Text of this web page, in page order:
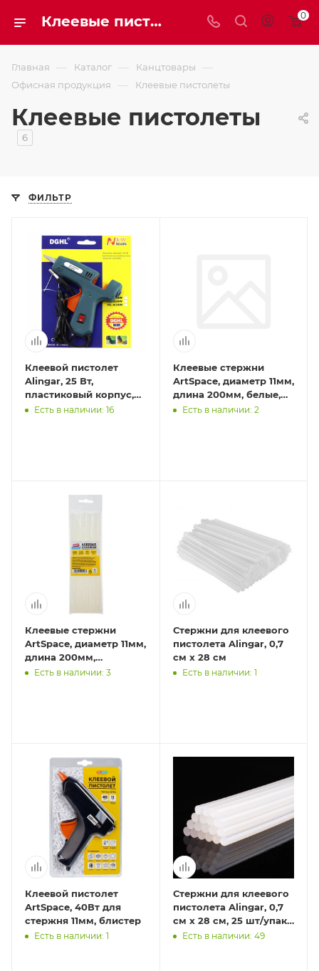
Клеевые пистолеты 0
Главная — Каталог — Канцтовары —
Офисная продукция — Клеевые пистолеты
Клеевые пистолеты
6
ФИЛЬТР
Клеевой пистолет
Alingar, 25 Вт,
пластиковый корпус,
темно-синий, металл.
Есть в наличии: 16
Клеевые стержни
ArtSpace, диаметр 11мм,
длина 200мм, белые,
набор 5шт., европодвес
Есть в наличии: 2
Клеевые стержни
ArtSpace, диаметр 11мм,
длина 200мм,
прозрачные, набор
Есть в наличии: 3
Стержни для клеевого
пистолета Alingar, 0,7
см х 28 см
Есть в наличии: 1
Клеевой пистолет
ArtSpace, 40Вт для
стержня 11мм, блистер
Есть в наличии: 1
Стержни для клеевого
пистолета Alingar, 0,7
см х 28 см, 25 шт/упак,
зип-пакет с
Есть в наличии: 49